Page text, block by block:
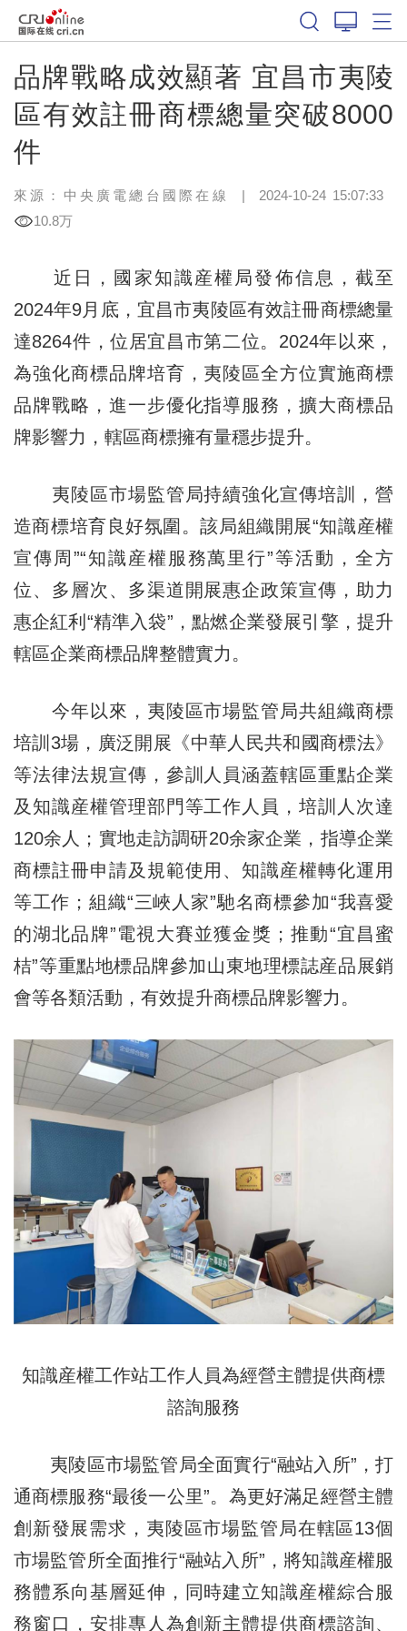
品牌戰略成效顯著 宜昌市夷陵
區有效註冊商標總量突破8000
件
來源：中央廣電總台國際在線 | 2024-10-24 15:07:33
10.8万
近日，國家知識産權局發佈信息，截至
2024年9月底，宜昌市夷陵區有效註冊商標總量
達8264件，位居宜昌市第二位。2024年以來，
為強化商標品牌培育，夷陵區全方位實施商標
品牌戰略，進一步優化指導服務，擴大商標品
牌影響力，轄區商標擁有量穩步提升。
夷陵區市場監管局持續強化宣傳培訓，營
造商標培育良好氛圍。該局組織開展“知識産權
宣傳周”“知識産權服務萬里行”等活動，全方
位、多層次、多渠道開展惠企政策宣傳，助力
惠企紅利“精準入袋”，點燃企業發展引擎，提升
轄區企業商標品牌整體實力。
今年以來，夷陵區市場監管局共組織商標
培訓3場，廣泛開展《中華人民共和國商標法》
等法律法規宣傳，參訓人員涵蓋轄區重點企業
及知識産權管理部門等工作人員，培訓人次達
120余人；實地走訪調研20余家企業，指導企業
商標註冊申請及規範使用、知識産權轉化運用
等工作；組織“三峽人家”馳名商標參加“我喜愛
的湖北品牌”電視大賽並獲金獎；推動“宜昌蜜
桔”等重點地標品牌參加山東地理標誌産品展銷
會等各類活動，有效提升商標品牌影響力。
知識産權工作站工作人員為經營主體提供商標
諮詢服務
夷陵區市場監管局全面實行“融站入所”，打
通商標服務“最後一公里”。為更好滿足經營主體
創新發展需求，夷陵區市場監管局在轄區13個
市場監管所全面推行“融站入所”，將知識産權服
務體系向基層延伸，同時建立知識産權綜合服
務窗口，安排專人為創新主體提供商標諮詢、